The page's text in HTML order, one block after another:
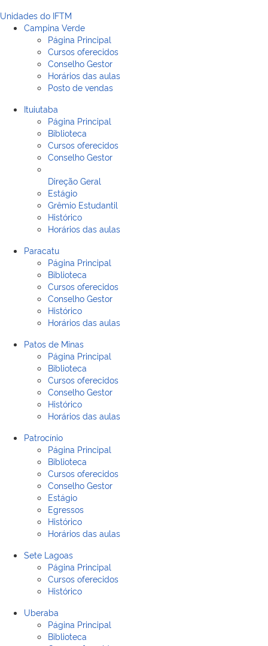
Unidades do IFTM
Campina Verde
Página Principal
Cursos oferecidos
Conselho Gestor
Horários das aulas
Posto de vendas
Ituiutaba
Página Principal
Biblioteca
Cursos oferecidos
Conselho Gestor
Direção Geral
Estágio
Grêmio Estudantil
Histórico
Horários das aulas
Paracatu
Página Principal
Biblioteca
Cursos oferecidos
Conselho Gestor
Histórico
Horários das aulas
Patos de Minas
Página Principal
Biblioteca
Cursos oferecidos
Conselho Gestor
Histórico
Horários das aulas
Patrocínio
Página Principal
Biblioteca
Cursos oferecidos
Conselho Gestor
Estágio
Egressos
Histórico
Horários das aulas
Sete Lagoas
Página Principal
Cursos oferecidos
Histórico
Uberaba
Página Principal
Biblioteca